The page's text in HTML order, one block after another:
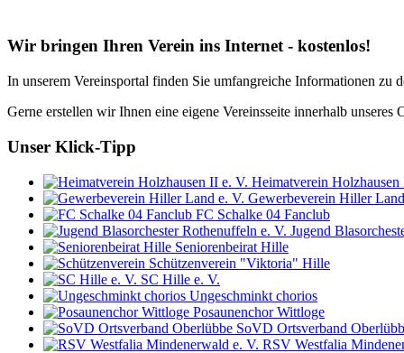
Wir bringen Ihren Verein ins Internet - kostenlos!
In unserem Vereinsportal finden Sie umfangreiche Informationen zu
Gerne erstellen wir Ihnen eine eigene Vereinsseite innerhalb
Unser Klick-Tipp
Heimatverein Holzhausen
Gewerbeverein Hiller
FC Schalke 04 Fanclub
Jugend
Seniorenbeirat Hille
Schützenverein "Viktoria" Hille
SC Hille e. V.
Ungeschminkt chorios
Posaunenchor Wittloge
SoVD Ortsverband
RSV Westfalia